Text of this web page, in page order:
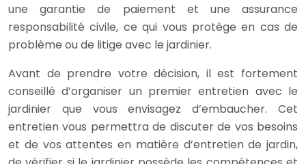
une garantie de paiement et une assurance
responsabilité civile, ce qui vous protège en cas de
problème ou de litige avec le jardinier.
Avant de prendre votre décision, il est fortement
conseillé d’organiser un premier entretien avec le
jardinier que vous envisagez d’embaucher. Cet
entretien vous permettra de discuter de vos besoins
et de vos attentes en matière d’entretien de jardin,